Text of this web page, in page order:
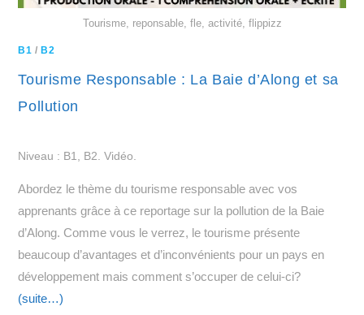
Tourisme, reponsable, fle, activité, flippizz
B1 /B2
Tourisme Responsable : La Baie d’Along et sa
Pollution
Niveau : B1, B2. Vidéo.
Abordez le thème du tourisme responsable avec vos
apprenants grâce à ce reportage sur la pollution de la Baie
d’Along. Comme vous le verrez, le tourisme présente
beaucoup d’avantages et d’inconvénients pour un pays en
développement mais comment s’occuper de celui-ci?
(suite…)